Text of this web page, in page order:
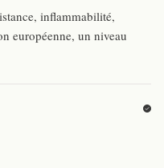
inflammabilité,
européenne, un niveau